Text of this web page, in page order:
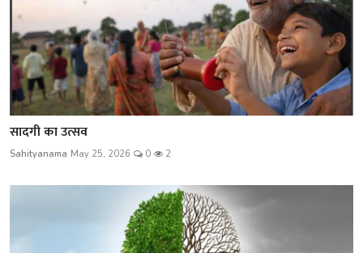
सादगी का उत्सव
Sahityanama May 25, 2026 0 2